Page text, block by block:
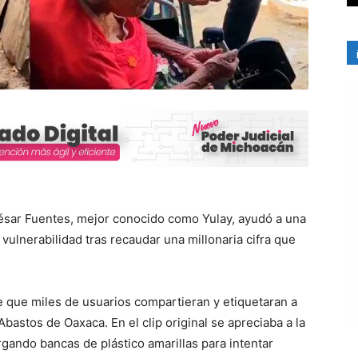
Fuentes, mejor conocido como Yulay, ayudó a una
tras recaudar una millonaria cifra que
miles de usuarios compartieran y etiquetaran a
de Oaxaca. En el clip original se apreciaba a la
bancas de plástico amarillas para intentar